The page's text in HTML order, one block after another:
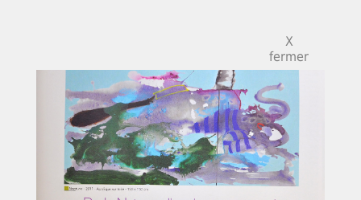
X
fermer